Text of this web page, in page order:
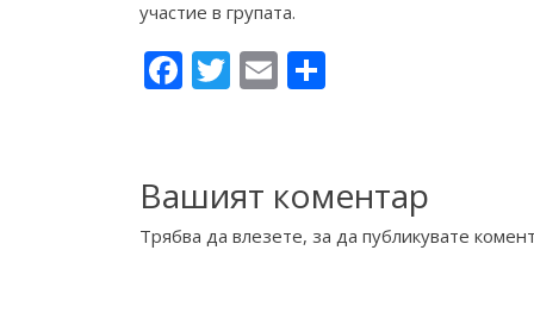
участие в групата.
Facebook
Twitter
Email
Вашият коментар
Трябва да влезете, за да публикувате